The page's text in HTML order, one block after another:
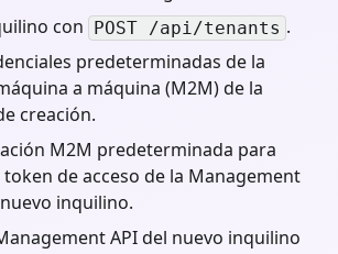
con POST /api/tenants .
predeterminadas de la
a máquina (M2M) de la
creación.
M2M predeterminada para
de acceso de la Management
inquilino.
API del nuevo inquilino